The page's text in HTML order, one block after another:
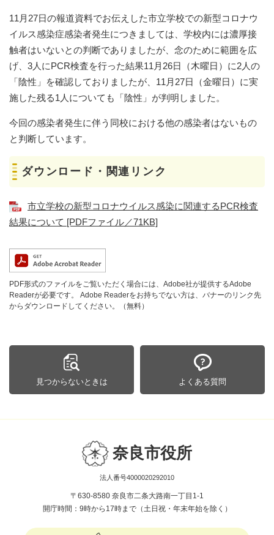
11月27日の報道資料でお伝えした市立学校での新型コロナウ
イルス感染症感染者発生につきましては、学校内には濃厚接
触者はいないとの判断でありましたが、念のために範囲を広
げ、3人にPCR検査を行った結果11月26日（木曜日）に2人の
「陰性」を確認しておりましたが、11月27日（金曜日）に実
施した残る1人についても「陰性」が判明しました。
今回の感染者発生に伴う同校における他の感染者はないもの
と判断しています。
ダウンロード・関連リンク
市立学校の新型コロナウイルス感染に関連するPCR検査
結果について [PDFファイル／71KB]
PDF形式のファイルをご覧いただく場合には、Adobe社が提供するAdobe
Readerが必要です。
Adobe Readerをお持ちでない方は、バナーのリンク先
からダウンロードしてください。（無料）
見つからないときは よくある質問
奈良市役所
法人番号4000020292010
〒630-8580 奈良市二条大路南一丁目1-1
開庁時間：9時から17時まで（土日祝・年末年始を除く）